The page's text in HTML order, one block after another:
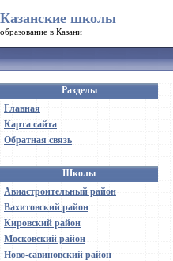
Казанские школы
образование в Казани
Разделы
Главная
Карта сайта
Обратная связь
Школы
Авиастроительный район
Вахитовский район
Кировский район
Московский район
Ново-савиновский район